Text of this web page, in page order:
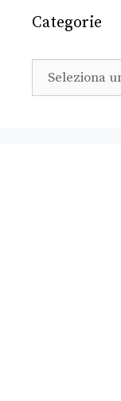
Categorie